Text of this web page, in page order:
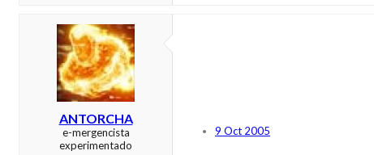
ANTORCHA
e-mergencista
experimentado
9 Oct 2005